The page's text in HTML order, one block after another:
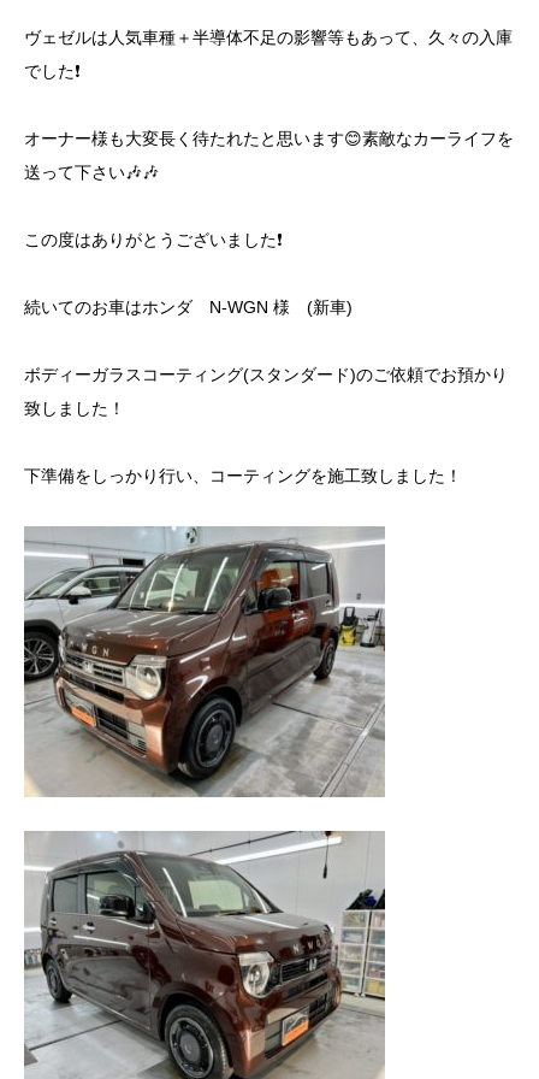
ヴェゼルは人気車種＋半導体不足の影響等もあって、久々の入庫
でした❗️
オーナー様も大変長く待たれたと思います😊素敵なカーライフを
送って下さい🎶🎶
この度はありがとうございました❗️
続いてのお車はホンダ N-WGN 様 (新車)
ボディーガラスコーティング(スタンダード)のご依頼でお預かり
致しました！
下準備をしっかり行い、コーティングを施工致しました！